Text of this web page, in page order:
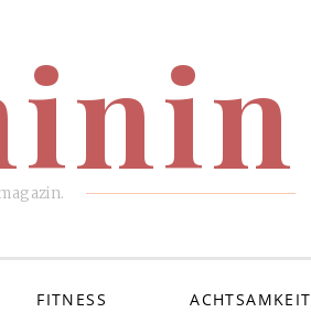
FITNESS ACHTSAMKEIT